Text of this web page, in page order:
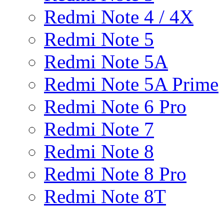
Redmi Note 4 / 4X
Redmi Note 5
Redmi Note 5A
Redmi Note 5A Prime
Redmi Note 6 Pro
Redmi Note 7
Redmi Note 8
Redmi Note 8 Pro
Redmi Note 8T